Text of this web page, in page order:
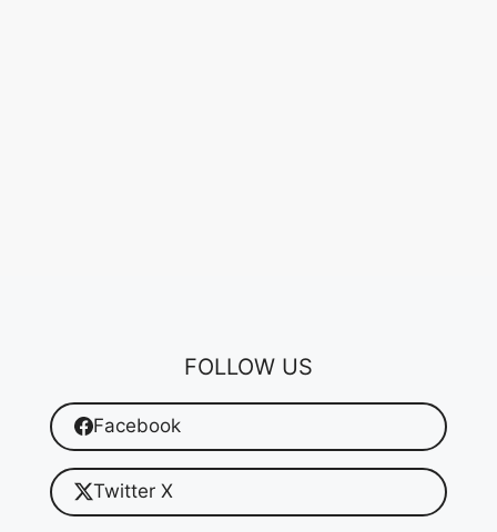
FOLLOW US
Facebook
Twitter X